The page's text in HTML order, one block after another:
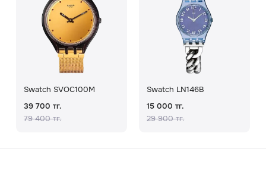
Swatch SVOC100M
39 700 тг.
79 400 тг.
Swatch LN146B
15 000 тг.
29 900 тг.